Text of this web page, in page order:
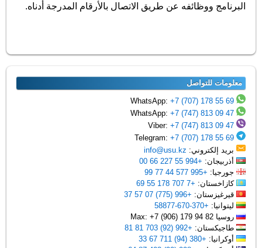
البرنامج ووظائفه عن طريق الاتصال بالأرقام المدرجة أدناه.
معلومات للتواصل
WhatsApp:
+7 (707) 178 55 69
WhatsApp:
+7 (747) 813 09 47
Viber:
+7 (747) 813 09 47
Telegram:
+7 (707) 178 55 69
بريد إلكتروني: info@usu.kz
أذربيجان: +994 55 227 66 00
جورجيا: +995 577 44 77 99
كازاخستان: +7 707 178 55 69
قيرغيزستان: +996 (775) 07 57 37
ليتوانيا: +370-670-58877
روسيا Max: +7 (906) 179 94 82
طاجيكستان: +992 (92) 703 81 81
أوكرانيا: +380 (94) 711 67 33